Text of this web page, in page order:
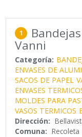
1
Vanni
Categoría:
ENVASES DE
SACOS DE PAPEL
ENVASES
MOLDES PARA
VASOS TERMICOS
Dirección:
Comuna: Recoleta